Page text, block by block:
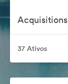
Acquisitions
37 Ativos